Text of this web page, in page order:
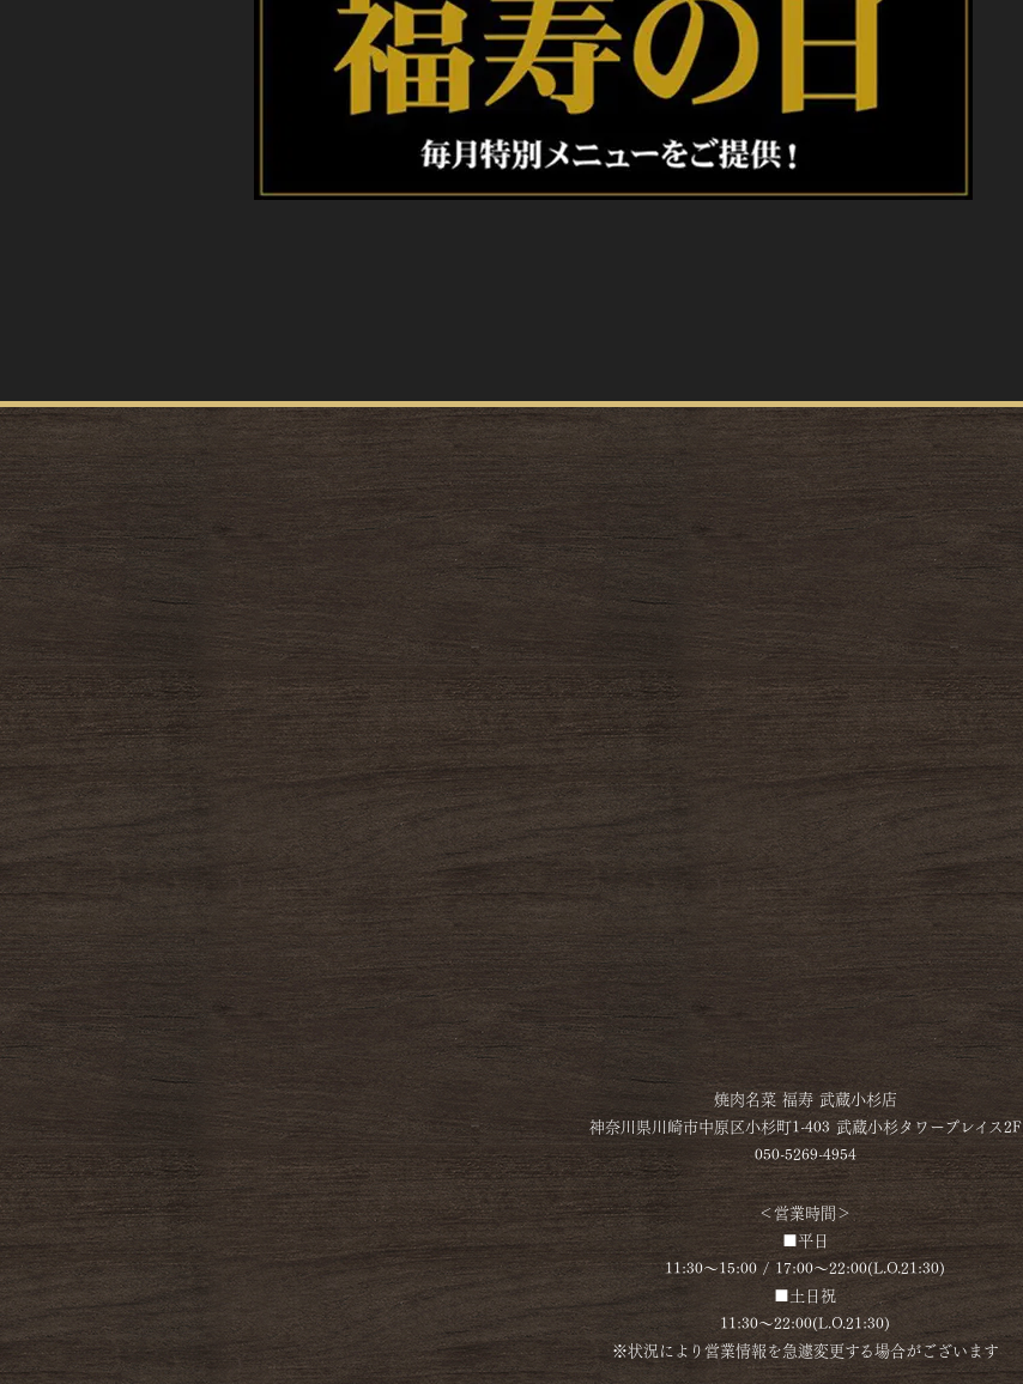
焼肉名菜 福寿 武蔵小杉店
神奈川県川崎市中原区小杉町1-403 武蔵小杉タワープレイス2F
050-5269-4954
＜営業時間＞
■平日
11:30～15:00 / 17:00～22:00(L.O.21:30)
■土日祝
11:30～22:00(L.O.21:30)
※状況により営業情報を急遽変更する場合がございます